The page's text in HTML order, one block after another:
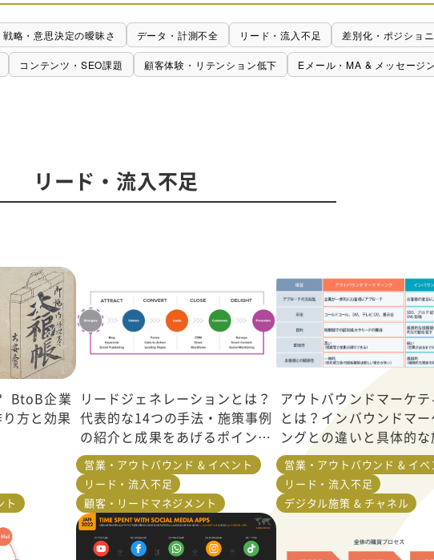
GA4運用支援サー
ビス
戦略・意思決定の曖昧さ データ・計測不全 リード・流入不足 差別化・ポジショ
コンテンツ・SEO課題 顧客体験・リテンション低下 Eメール・MA & メッセージ
リード・流入不足
BtoB企業
方と効果
ト
リードジェネレーションとは？
代表的な14つの手法・施策事例
の紹介と成果をあげるポイント
を解説
営業・アウトバウンド & イベント
リード・流入不足
顧客・リードマネジメント
アウトバウンドマーケテ
とは？インバウンドマー
ングとの違いと具体的な
を紹介
営業・アウトバウンド & イベ
リード・流入不足
デジタル施策 & チャネル